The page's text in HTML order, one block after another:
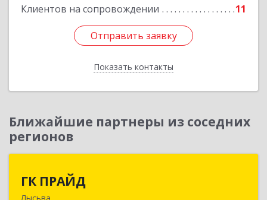
Клиентов на сопровождении 11
Отправить заявку
Показать контакты
Отправить заявку
Назад
Ближайшие партнеры из соседних
регионов
ГК ПРАЙД
Лысьва